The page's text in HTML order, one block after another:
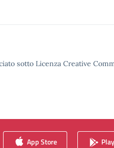
sotto Licenza Creative
App Store